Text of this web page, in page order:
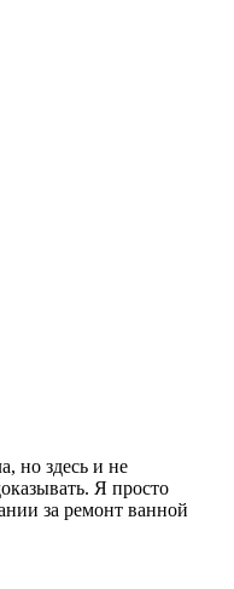
но здесь и не
Я просто
за ремонт ванной